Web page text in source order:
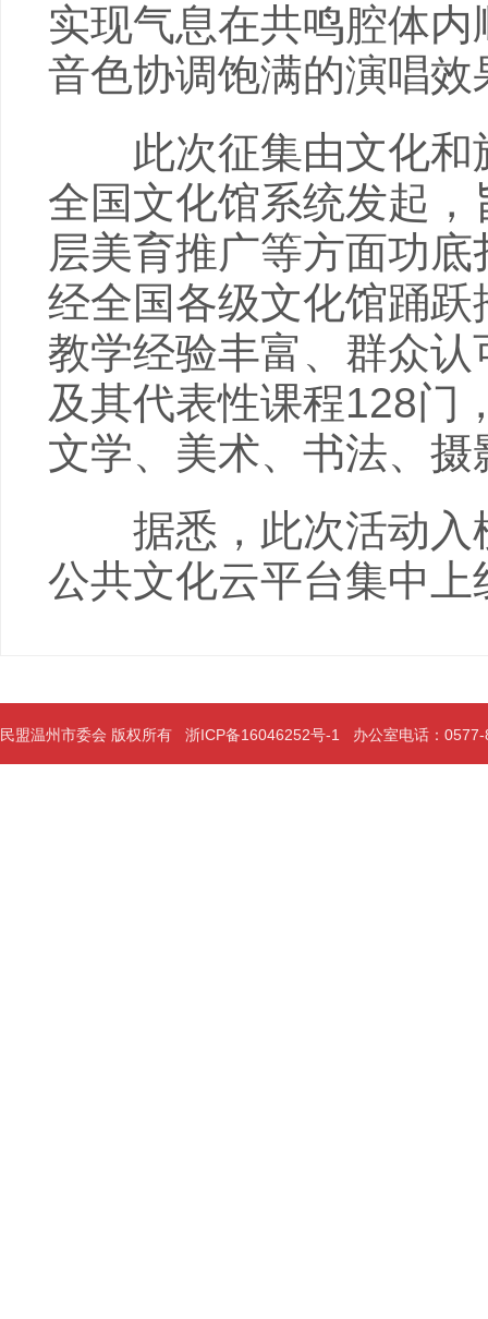
实现气息在共鸣腔体
音色协调饱满的演唱效
此次征集由文化和
全国文化馆系统发起
层美育推广等方面功
经全国各级文化馆踊
教学经验丰富、群众
及其代表性课程128门
文学、美术、书法、
据悉，此次活动入
公共文化云平台集中上
民盟温州市委会 版权所有 浙ICP备16046252号-1 办公室电话：